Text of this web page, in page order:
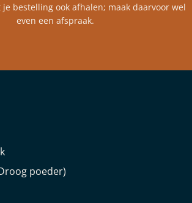
je bestelling ook afhalen; maak daarvoor wel
even een afspraak.
poeder)